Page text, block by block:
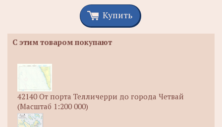
Купить
С этим товаром покупают
42140 От порта Телличерри до города Четвай
(Масштаб 1:200 000)